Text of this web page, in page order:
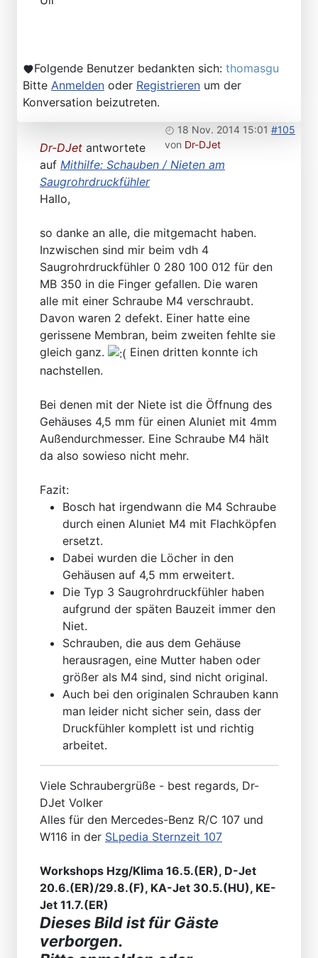
Folgende Benutzer bedankten sich: thomasgu
Bitte Anmelden oder Registrieren um der
Konversation beizutreten.
18 Nov. 2014 15:01 #105
von Dr-DJet
Dr-DJet antwortete
auf Mithilfe: Schauben / Nieten am
Saugrohrdruckfühler
Hallo,
so danke an alle, die mitgemacht haben.
Inzwischen sind mir beim vdh 4
Saugrohrdruckfühler 0 280 100 012 für den
MB 350 in die Finger gefallen. Die waren
alle mit einer Schraube M4 verschraubt.
Davon waren 2 defekt. Einer hatte eine
gerissene Membran, beim zweiten fehlte sie
gleich ganz.
Einen dritten konnte ich
nachstellen.
Bei denen mit der Niete ist die Öffnung des
Gehäuses 4,5 mm für einen Aluniet mit 4mm
Außendurchmesser. Eine Schraube M4 hält
da also sowieso nicht mehr.
Fazit:
Bosch hat irgendwann die M4 Schraube
durch einen Aluniet M4 mit Flachköpfen
ersetzt.
Dabei wurden die Löcher in den
Gehäusen auf 4,5 mm erweitert.
Die Typ 3 Saugrohrdruckfühler haben
aufgrund der späten Bauzeit immer den
Niet.
Schrauben, die aus dem Gehäuse
herausragen, eine Mutter haben oder
größer als M4 sind, sind nicht original.
Auch bei den originalen Schrauben kann
man leider nicht sicher sein, dass der
Druckfühler komplett ist und richtig
arbeitet.
Viele Schraubergrüße - best regards, Dr-
DJet Volker
Alles für den Mercedes-Benz R/C 107 und
W116 in der SLpedia Sternzeit 107
Workshops Hzg/Klima 16.5.(ER), D-Jet
20.6.(ER)/29.8.(F), KA-Jet 30.5.(HU), KE-
Jet 11.7.(ER)
Dieses Bild ist für Gäste
verborgen.